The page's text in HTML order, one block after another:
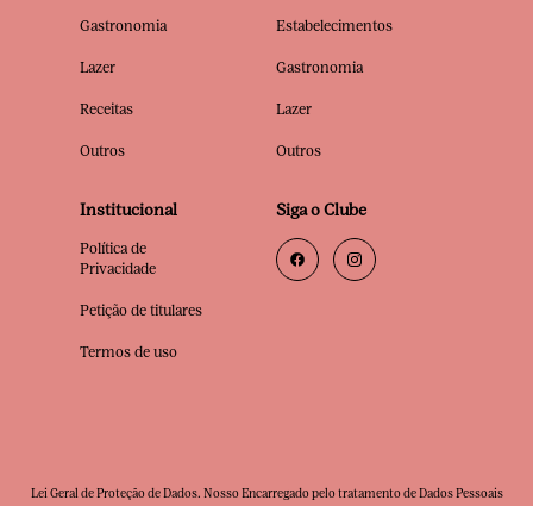
Gastronomia
Lazer
Receitas
Outros
Estabelecimentos
Gastronomia
Lazer
Outros
Institucional
Política de
Privacidade
Petição de titulares
Termos de uso
Siga o Clube
Lei Geral de Proteção de Dados. Nosso Encarregado pelo tratamento de Dados Pessoais